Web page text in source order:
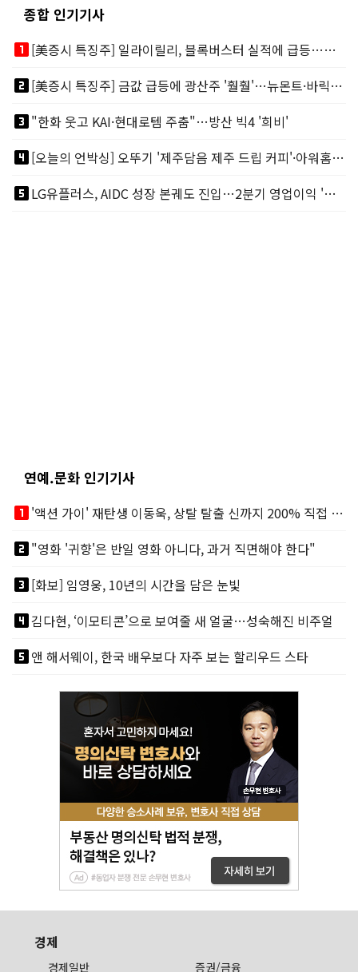
종합 인기기사
looks_one
[美증시 특징주] 일라이릴리, 블록버스터 실적에 급등…마운자로 매출 폭발
looks_two
[美증시 특징주] 금값 급등에 광산주 '훨훨'…뉴몬트·바릭마이닝 주도
looks_3"한화 웃고 KAI·현대로템 주춤"…방산 빅4 '희비'
looks_4
[오늘의 언박싱] 오뚜기 '제주담음 제주 드립 커피'·아워홈 ‘갓석박지’ 外
looks_5
LG유플러스, AIDC 성장 본궤도 진입…2분기 영업이익 '역대 최대'
연예.문화 인기기사
looks_one
'액션 가이' 재탄생 이동욱, 상탈 탈출 신까지 200% 직접 소화
looks_two"영화 '귀향'은 반일 영화 아니다, 과거 직면해야 한다"
looks_3[화보] 임영웅, 10년의 시간을 담은 눈빛
looks_4김다현, ‘이모티콘’으로 보여줄 새 얼굴…성숙해진 비주얼
looks_5앤 해서웨이, 한국 배우보다 자주 보는 할리우드 스타
경제
경제일반 증권/금융